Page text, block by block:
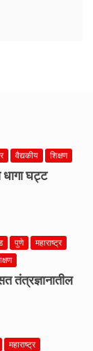
वैद्यकीय शिक्षण
धागा घट्ट
पुणे
महाराष्ट्र
तंत्रज्ञानातील
महाराष्ट्र